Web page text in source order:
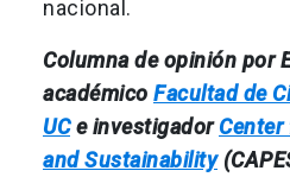
nacional.
Columna de opinión por
académico Facultad de
UC e investigador
and Sustainability